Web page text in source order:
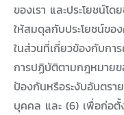
ของเรา และประโยชน์
ให้สมดุลกับประโยชน์ข
ในส่วนที่เกี่ยวข้องกับก
การปฏิบัติตามกฎหมายข
ป้องกันหรือระงับอันตร
บุคคล และ (6) เพื่อก่อตั้